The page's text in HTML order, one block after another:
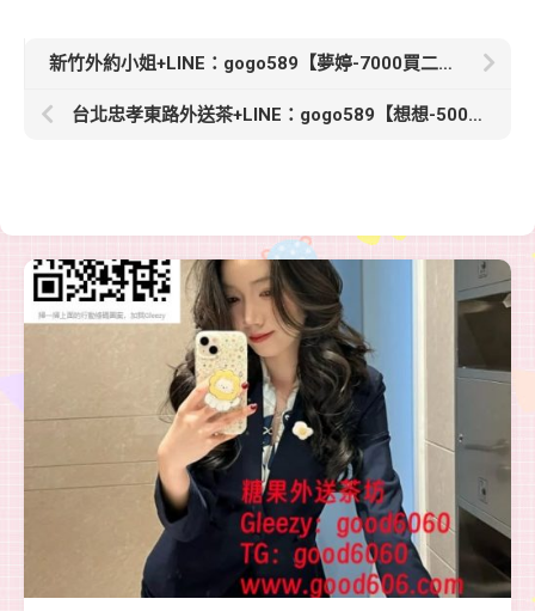
新竹外約小姐+LINE：gogo589【夢婷-7000買二送一】161 D 22歲大學校花短期兼職渾圓雙乳堅挺粉嫩很少被吸舔
台北忠孝東路外送茶+LINE：gogo589【想想-5000】162/D/44kg/24y上班族皮膚白白嫩嫩身材嬌小喜歡拍自慰照